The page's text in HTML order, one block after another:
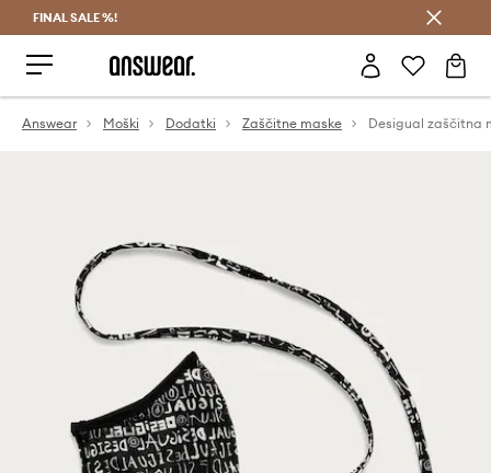
FINAL SALE %!
Answear Moški Dodatki Zaščitne maske Desigual zaščitna